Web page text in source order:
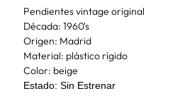
Pendientes vintage original
Década: 1960's
Origen: Madrid
Material: plástico rígido
Color: beige
Estado: Sin Estrenar